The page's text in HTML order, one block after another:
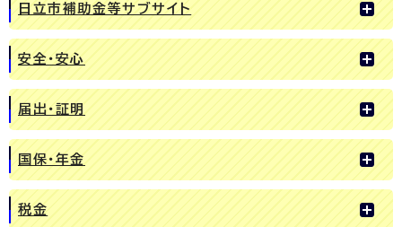
日立市補助金等サブサイト
安全・安心
届出・証明
国保・年金
税金